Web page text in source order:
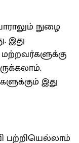
நுழை
இது
இது
பற்றியெல்லாம்